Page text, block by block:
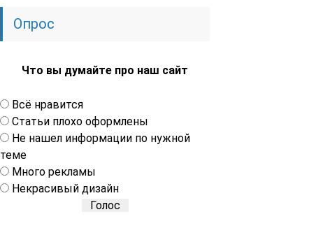
Опрос
Что вы думайте про наш сайт
Всё нравится
Статьи плохо оформлены
Не нашел информации по нужной
теме
Много рекламы
Некрасивый дизайн